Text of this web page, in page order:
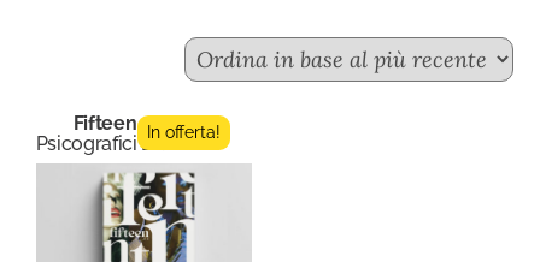
Fifteen n.5
Psicografici Editore
In offerta!